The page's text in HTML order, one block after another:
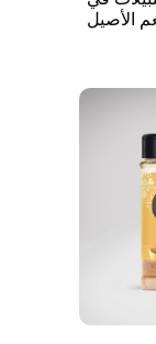
الأصيل